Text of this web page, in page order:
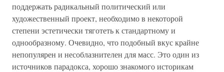
поддержать радикальный политический или
художественный проект, необходимо в некоторой
степени эстетически тяготеть к стандартному и
однообразному. Очевидно, что подобный вкус крайне
непопулярен и несоблазнителен для масс. Это один из
источников парадокса, хорошо знакомого историкам